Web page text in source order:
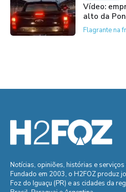
Vídeo:
alto da
Flagrante na
Notícias, opiniões, histórias e
Fundado em 2003, o H2FOZ produz
Foz do Iguaçu (PR) e as cidades da